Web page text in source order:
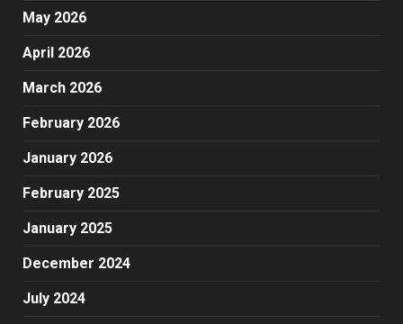
May 2026
April 2026
March 2026
February 2026
January 2026
February 2025
January 2025
December 2024
July 2024